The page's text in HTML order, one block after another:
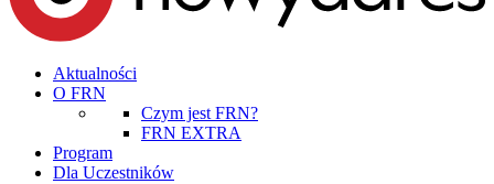
Aktualności
O FRN
Czym jest FRN?
FRN EXTRA
Program
Dla Uczestników